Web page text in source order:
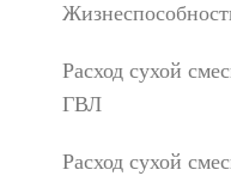
Расход сухой
ГВЛ
Расход сухой